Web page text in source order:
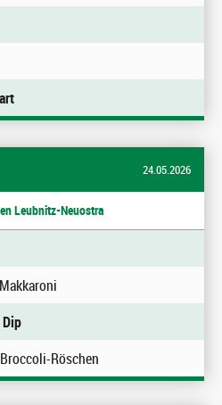
24.05.2026
Leubnitz-Neuostra
Röschen